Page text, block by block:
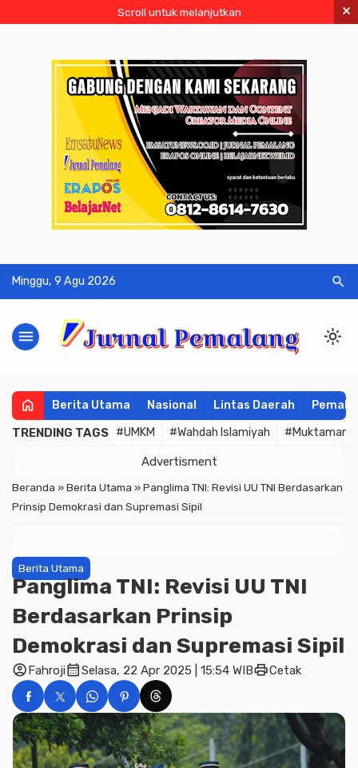
Scroll untuk melanjutkan ×
Minggu, 9 Agu 2026 search
menu light_mode
home Berita Utama Nasional Lintas Daerah
TRENDING TAGS #UMKM #Wahdah Islamiyah #Muktamar
Advertisment
Beranda »Berita Utama »Panglima TNI: Revisi UU TNI Berdasarkan
Prinsip Demokrasi dan Supremasi Sipil
Berita Utama
Panglima TNI: Revisi UU TNI
Berdasarkan Prinsip
Demokrasi dan Supremasi Sipil
account_circleFahrojicalendar_monthSelasa, 22 Apr 2025 | 15:54 WIBprintCetak